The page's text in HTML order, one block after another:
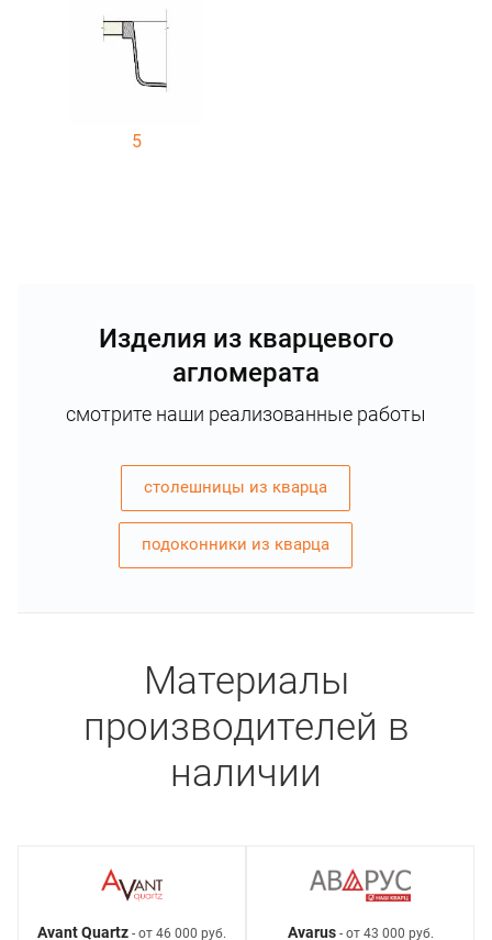
5
Изделия из кварцевого
агломерата
смотрите наши реализованные работы
столешницы из кварца
подоконники из кварца
Материалы
производителей в
наличии
Avant Quartz - от 46 000 руб. Avarus- от 43 000 руб.